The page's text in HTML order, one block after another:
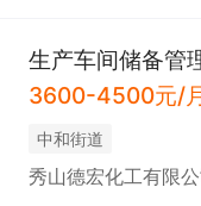
生产车间储备管
3600-4500元/
中和街道
秀山德宏化工有限公